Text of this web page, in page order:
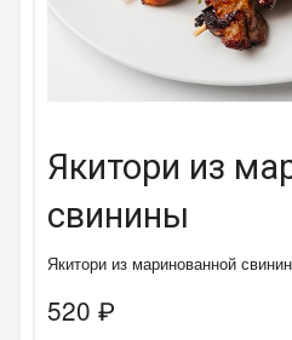
Якитори из
свинины
Якитори из маринованной
520 ₽